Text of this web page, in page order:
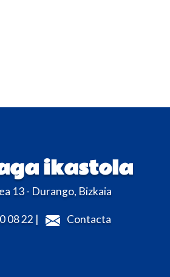
ikastola
13 - Durango, Bizkaia
08 22 | Contacta